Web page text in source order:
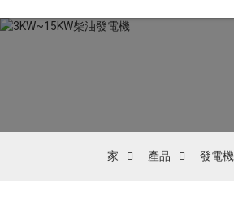
家 產品 發電機